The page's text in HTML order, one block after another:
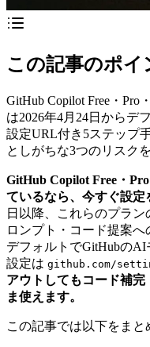
この記事のポイ
GitHub Copilot Free・Pro
は2026年4月24日からデ
設定URL付き5ステップ
としがちな3つのリスク
GitHub Copilot Free・
ているなら、今すぐ設定
日以降、これらのプラ
ロンプト・コード提案
デフォルトでGitHubのAI
設定は github.com/
アウトしてもコード補
ま使えます。
この記事では以下をまと